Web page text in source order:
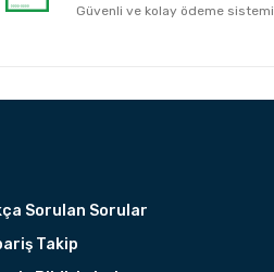
Güvenli ve kolay ödeme sistemi
Sorulan Sorular
Takip